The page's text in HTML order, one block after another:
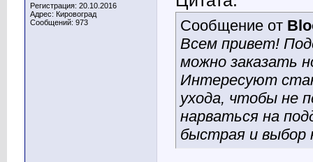
Регистрация: 20.10.2016
Адрес: Кировоград
Сообщений: 973
Сообщение от
Всем привет!
можно заказать
Интересуют
ухода, чтобы не
нарваться на
быстрая и выбор